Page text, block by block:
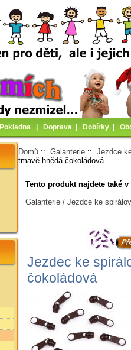
Pokladna Doprava Dobírky
Domů ::Galanterie ::Jezdce
tmavě hnědá čokoládová
Tento produkt najdete také
Galanterie / Jezdce ke
Jezdec ke
čokoládová